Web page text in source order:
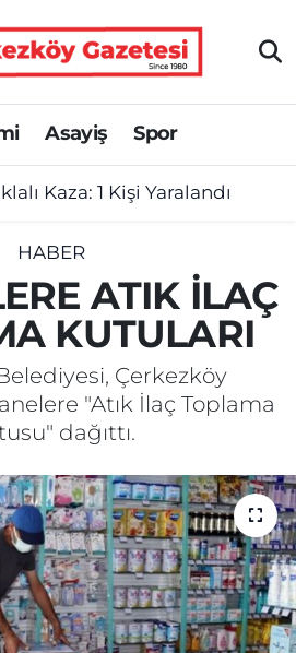
Asayiş Spor
Kaza: 1 Kişi Yaralandı
HABER
ATIK İLAÇ
KUTULARI
Çerkezköy
"Atık İlaç Toplama
dağıttı.
Eczaneler
Durumu
Vakitleri
Yoğunluk Haritası
Durumu ve Fikstür